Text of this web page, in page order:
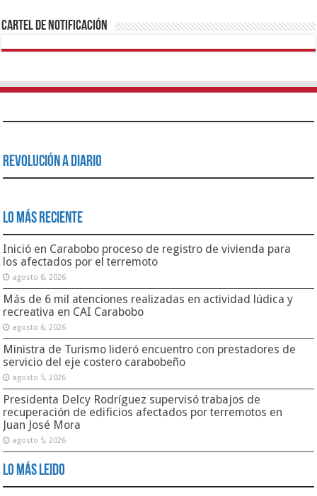
Cartel de Notificación
Revolución a Diario
Lo Más Reciente
Inició en Carabobo proceso de registro de vivienda para
los afectados por el terremoto
agosto 6, 2026
Más de 6 mil atenciones realizadas en actividad lúdica y
recreativa en CAI Carabobo
agosto 6, 2026
Ministra de Turismo lideró encuentro con prestadores de
servicio del eje costero carabobeño
agosto 5, 2026
Presidenta Delcy Rodríguez supervisó trabajos de
recuperación de edificios afectados por terremotos en
Juan José Mora
agosto 5, 2026
Lo Más Leido